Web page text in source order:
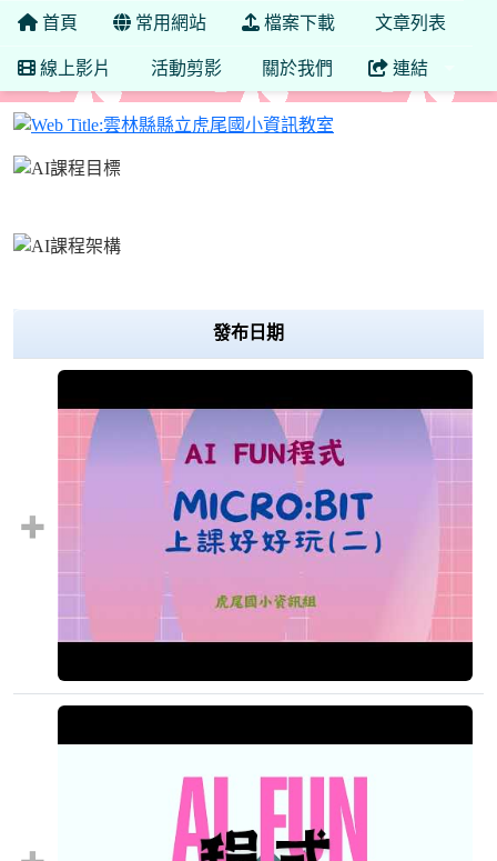
首頁 常用網站 檔案下載 文章列表
線上影片 活動剪影 關於我們 連結
發布日期